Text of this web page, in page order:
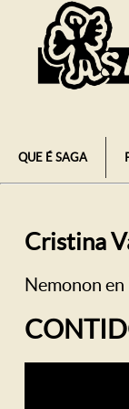
QUE É SAGA
Cristina
Nemonon